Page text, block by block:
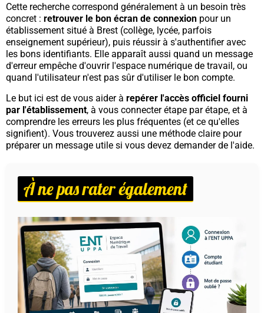
Cette recherche correspond généralement à un besoin très
concret : retrouver le bon écran de connexion pour un
établissement situé à Brest (collège, lycée, parfois
enseignement supérieur), puis réussir à s'authentifier avec
les bons identifiants. Elle apparaît aussi quand un message
d'erreur empêche d'ouvrir l'espace numérique de travail, ou
quand l'utilisateur n'est pas sûr d'utiliser le bon compte.
Le but ici est de vous aider à repérer l'accès officiel fourni
par l'établissement, à vous connecter étape par étape, et à
comprendre les erreurs les plus fréquentes (et ce qu'elles
signifient). Vous trouverez aussi une méthode claire pour
préparer un message utile si vous devez demander de l'aide.
À ne pas rater également